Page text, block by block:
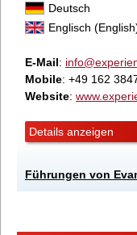
Deutsch
Englisch
E-Mail:
Mobile: +49 162
Website:
Details anzeigen
Führungen von